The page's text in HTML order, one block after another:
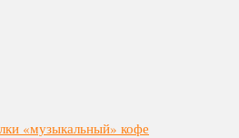
«музыкальный» кофе